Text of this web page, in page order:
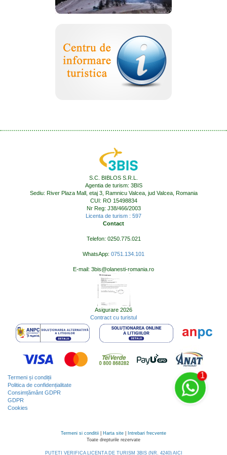
S.C. BIBLOS S.R.L.
Agentia de turism: 3BIS
Sediu: River Plaza Mall, etaj 3, Ramnicu Valcea, jud Valcea, Romania
CUI: RO 15498834
Nr Reg: J38/466/2003
Licenta de turism : 597
Contact
Telefon: 0250.775.021
WhatsApp: 0751.134.101
E-mail: 3bis@olanesti-romania.ro
Asigurare 2026
Contract cu turistul
Termeni și condiții
Politica de confidențialitate
Consimțământ GDPR
GDPR
Cookies
Termeni si conditii Harta site
Intrebari frecvente
Toate drepturile rezervate
PUTEȚI VERIFICA LICENȚA DE TURISM 3BIS (NR. 4240) AICI